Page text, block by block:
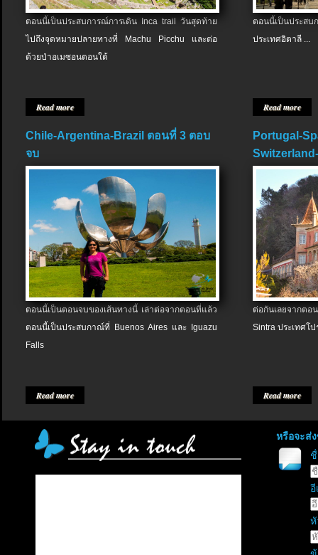
ตอนนี้เป็นประสบการณ์การเดิน Inca trail วันสุดท้าย
ไปถึงจุดหมายปลายทางที่ Machu Picchu และต่อ
ด้วยป่าอเมซอนตอนใต้
Read more
ตอนนี้เป็นประส
ประเทศอิตาลี ...
Read more
Chile-Argentina-Brazil ตอนที่ 3 ตอบ
จบ
ตอนนี้เป็นตอนจบของเส้นทางนี้ เล่าต่อจากตอนที่แล้ว
ตอนนี้เป็นประสบกาณ์ที่ Buenos Aires และ Iguazu
Falls
Read more
Portugal-
ต่อกันเลยจากต
Sintra ประเทศโป
Read more
หรือจะส่
อี
หั